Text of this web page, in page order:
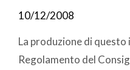
10/12/2008
La produzione di
Regolamento del